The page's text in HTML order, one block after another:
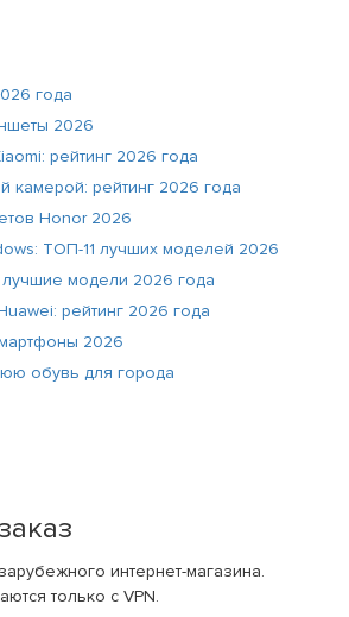
года
2026
рейтинг 2026 года
камерой: рейтинг 2026 года
Honor 2026
ТОП-11 лучших моделей 2026
модели 2026 года
рейтинг 2026 года
2026
обувь для города
интернет-магазина.
только с VPN.